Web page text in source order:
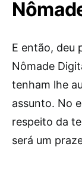
E então, deu
Nômade
tenham lhe
assunto. No
respeito da
será um